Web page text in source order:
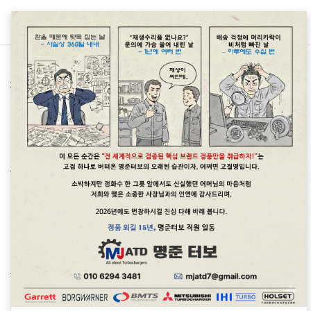
차종별 터보차저 정보/랜드로버 Land Rover
랜드로버 Freelander2 SD4 190마력
터보차저정보 <명준 Turbo ATD>
명준 Turbo ATD 2020. 6. 11. 10:04
랜드로버 Freelander2 SD4 190마력 터보의 고장은 전자식
엑츄에이터에 초점을 맞추면 됩니다.
터보문의:010 6294 3481